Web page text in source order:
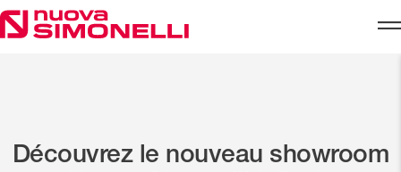
Skip to content
Découvrez le nouveau showroom